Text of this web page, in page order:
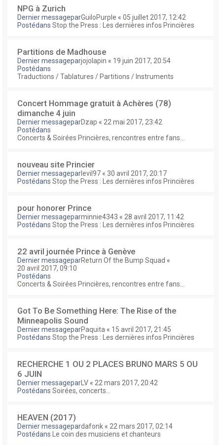
NPG à Zurich
Dernier messageparGuiloPurple « 05 juillet 2017, 12:42
Postédans Stop the Press : Les dernières infos Princières
Partitions de Madhouse
Dernier messageparjojolapin « 19 juin 2017, 20:54
Postédans
Traductions / Tablatures / Partitions / Instruments
Concert Hommage gratuit à Achères (78)
dimanche 4 juin
Dernier messageparDzap « 22 mai 2017, 23:42
Postédans
Concerts & Soirées Princières, rencontres entre fans...
nouveau site Princier
Dernier messageparlevil97 « 30 avril 2017, 20:17
Postédans Stop the Press : Les dernières infos Princières
pour honorer Prince
Dernier messageparminnie4343 « 28 avril 2017, 11:42
Postédans Stop the Press : Les dernières infos Princières
22 avril journée Prince à Genève
Dernier messageparReturn Of the Bump Squad «
20 avril 2017, 09:10
Postédans
Concerts & Soirées Princières, rencontres entre fans...
Got To Be Something Here: The Rise of the
Minneapolis Sound
Dernier messageparPaquita « 15 avril 2017, 21:45
Postédans Stop the Press : Les dernières infos Princières
RECHERCHE 1 OU 2 PLACES BRUNO MARS 5 OU
6 JUIN
Dernier messagepar LV « 22 mars 2017, 20:42
Postédans Soirées, concerts...
HEAVEN (2017)
Dernier messagepardafonk « 22 mars 2017, 02:14
Postédans
Le coin des musiciens et chanteurs